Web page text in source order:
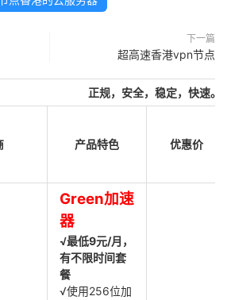
下一篇
超高速香港vpn节点
正规，安全，稳定，快速。
产品特色 优惠价
Green加速
器
√最低9元/月，
有不限时间套
餐
√使用256位加